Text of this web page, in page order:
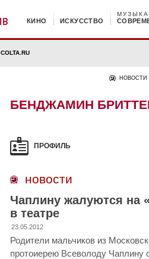
КИНО ИСКУССТВО
МУЗЫКА
COLTA.RU
НОВОСТИ
БЕНДЖАМИН
ПРОФИЛЬ
новости
Чаплину жалуются на
в театре
23.05.2012
Родители мальчиков из
протоиерею Всеволоду Чаплину